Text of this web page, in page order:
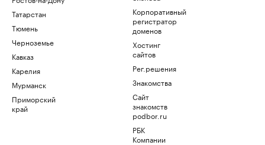
Татарстан
Тюмень
Черноземье
Кавказ
Карелия
Мурманск
Приморский
край
Корпоративный
регистратор
доменов
Хостинг
сайтов
Рег.решения
Знакомства
Сайт
знакомств
podbor.ru
РБК
Компании